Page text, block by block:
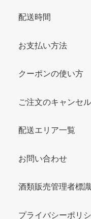
配送時間
お支払い方法
クーポンの使い方
ご注文のキャンセル
配送エリア一覧
お問い合わせ
酒類販売管理者標識
プライバシーポリ